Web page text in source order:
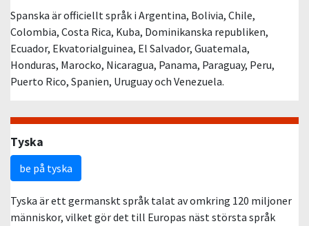
Spanska är officiellt språk i Argentina, Bolivia, Chile,
Colombia, Costa Rica, Kuba, Dominikanska republiken,
Ecuador, Ekvatorialguinea, El Salvador, Guatemala,
Honduras, Marocko, Nicaragua, Panama, Paraguay, Peru,
Puerto Rico, Spanien, Uruguay och Venezuela.
Tyska
be på tyska
Tyska är ett germanskt språk talat av omkring 120 miljoner
människor, vilket gör det till Europas näst största språk